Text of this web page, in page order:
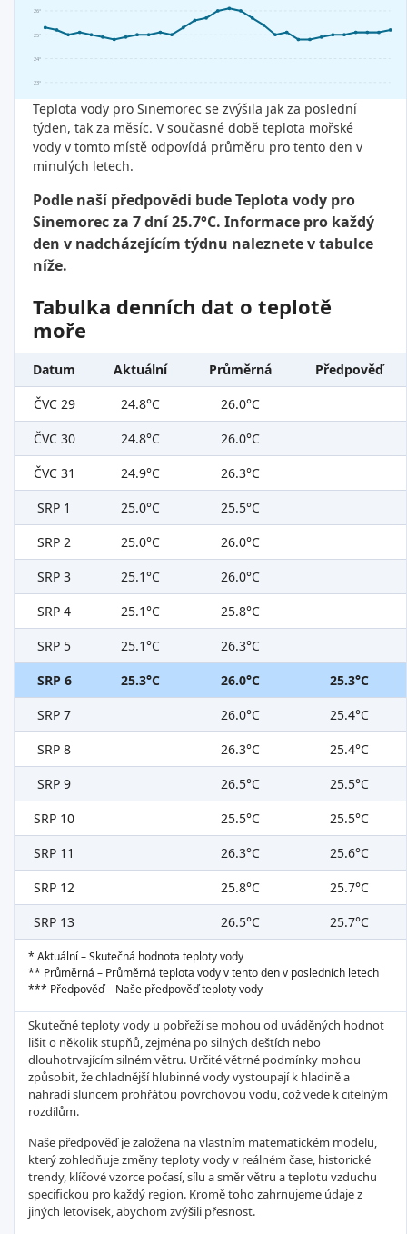
23°
24°
25°
26°
Teplota vody pro Sinemorec se zvýšila jak za poslední
týden, tak za měsíc. V současné době teplota mořské
vody v tomto místě odpovídá průměru pro tento den v
minulých letech.
Podle naší předpovědi bude Teplota vody pro
Sinemorec za 7 dní 25.7°C. Informace pro každý
den v nadcházejícím týdnu naleznete v tabulce
níže.
Tabulka denních dat o teplotě
moře
Datum Aktuální Průměrná
Předpověď
ČVC 29
24.8°C
26.0°C
ČVC 30
24.8°C
26.0°C
ČVC 31
24.9°C
26.3°C
SRP 1
25.0°C
25.5°C
SRP 2
25.0°C
26.0°C
SRP 3
25.1°C
26.0°C
SRP 4
25.1°C
25.8°C
SRP 5
25.1°C
26.3°C
SRP 6
25.3°C 26.0°C
25.3°C
SRP 7
26.0°C
25.4°C
SRP 8
26.3°C
25.4°C
SRP 9
26.5°C
25.5°C
SRP 10
25.5°C
25.5°C
SRP 11
26.3°C
25.6°C
SRP 12
25.8°C
25.7°C
SRP 13
26.5°C 25.7°C
* Aktuální – Skutečná hodnota teploty vody
** Průměrná – Průměrná teplota vody v tento den v posledních letech
*** Předpověď – Naše předpověď teploty vody
Skutečné teploty vody u pobřeží se mohou od uváděných hodnot
lišit o několik stupňů, zejména po silných deštích nebo
dlouhotrvajícím silném větru. Určité větrné podmínky mohou
způsobit, že chladnější hlubinné vody vystoupají k hladině a
nahradí sluncem prohřátou povrchovou vodu, což vede k citelným
rozdílům.
Naše předpověď je založena na vlastním matematickém modelu,
který zohledňuje změny teploty vody v reálném čase, historické
trendy, klíčové vzorce počasí, sílu a směr větru a teplotu vzduchu
specifickou pro každý region. Kromě toho zahrnujeme údaje z
jiných letovisek, abychom zvýšili přesnost.